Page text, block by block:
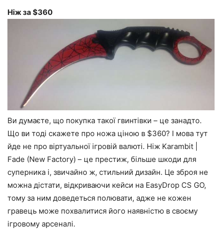
Ніж за $360
Ви думаєте, що покупка такої гвинтівки – це занадто.
Що ви тоді скажете про ножа ціною в $360? І мова тут
йде не про віртуальної ігровій валюті. Ніж Karambit |
Fade (New Factory) – це престиж, більше шкоди для
суперника і, звичайно ж, стильний дизайн. Це зброя не
можна дістати, відкриваючи кейси на EasyDrop CS GO,
тому за ним доведеться полювати, адже не кожен
гравець може похвалитися його наявністю в своєму
ігровому арсеналі.